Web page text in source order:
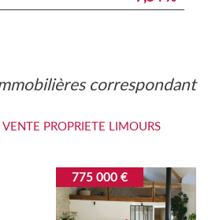
VENTE PROPRIETE LIMOURS